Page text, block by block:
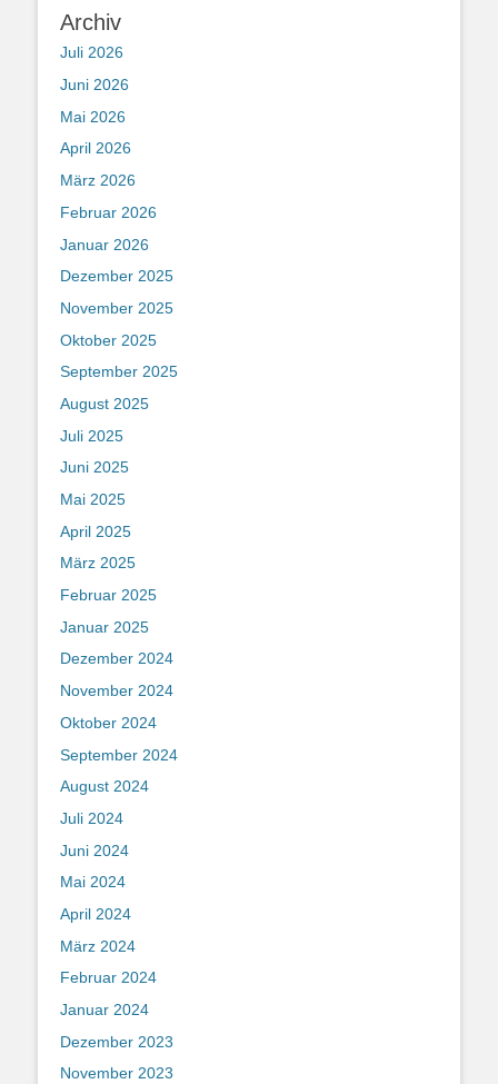
Archiv
Juli 2026
Juni 2026
Mai 2026
April 2026
März 2026
Februar 2026
Januar 2026
Dezember 2025
November 2025
Oktober 2025
September 2025
August 2025
Juli 2025
Juni 2025
Mai 2025
April 2025
März 2025
Februar 2025
Januar 2025
Dezember 2024
November 2024
Oktober 2024
September 2024
August 2024
Juli 2024
Juni 2024
Mai 2024
April 2024
März 2024
Februar 2024
Januar 2024
Dezember 2023
November 2023